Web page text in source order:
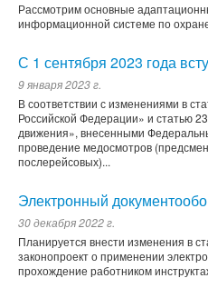
Рассмотрим основные
информационной системе по
С 1 сентября 2023 года
9 января 2023 г.
В соответствии с изменениями в
Российской Федерации» и статью
движения», внесенными
проведение медосмотров
послерейсовых)...
Электронный
30 декабря 2022 г.
Планируется внести изменения в
законопроект о применении
прохождение работником